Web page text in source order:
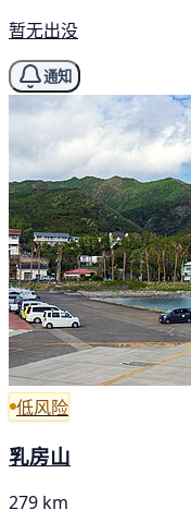
暂无出没
通知
低风险
乳房山
279 km